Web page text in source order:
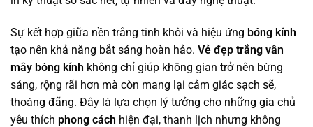
Sự kết hợp giữa nền trắng tinh khôi và hiệu ứng bóng kính
tạo nên khả năng bắt sáng hoàn hảo. Vẻ đẹp trắng vân
mây bóng kính không chỉ giúp không gian trở nên bừng
sáng, rộng rãi hơn mà còn mang lại cảm giác sạch sẽ,
thoáng đãng. Đây là lựa chọn lý tưởng cho những gia chủ
yêu thích phong cách hiện đại, thanh lịch nhưng không